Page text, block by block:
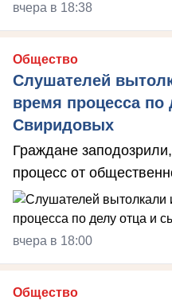
вчера в 18:38
Общество
Слушателей
время процесса по
Свиридовых
Граждане
процесс от
вчера в 18:00
Общество